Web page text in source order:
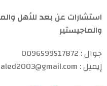
استشارات عن بعد للأهل
والماجيستير
جوال : 0096599517872
إيميل : samarkhaled2003@gmail.com